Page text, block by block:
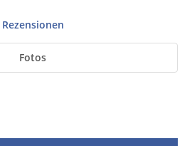
Rezensionen
Fotos